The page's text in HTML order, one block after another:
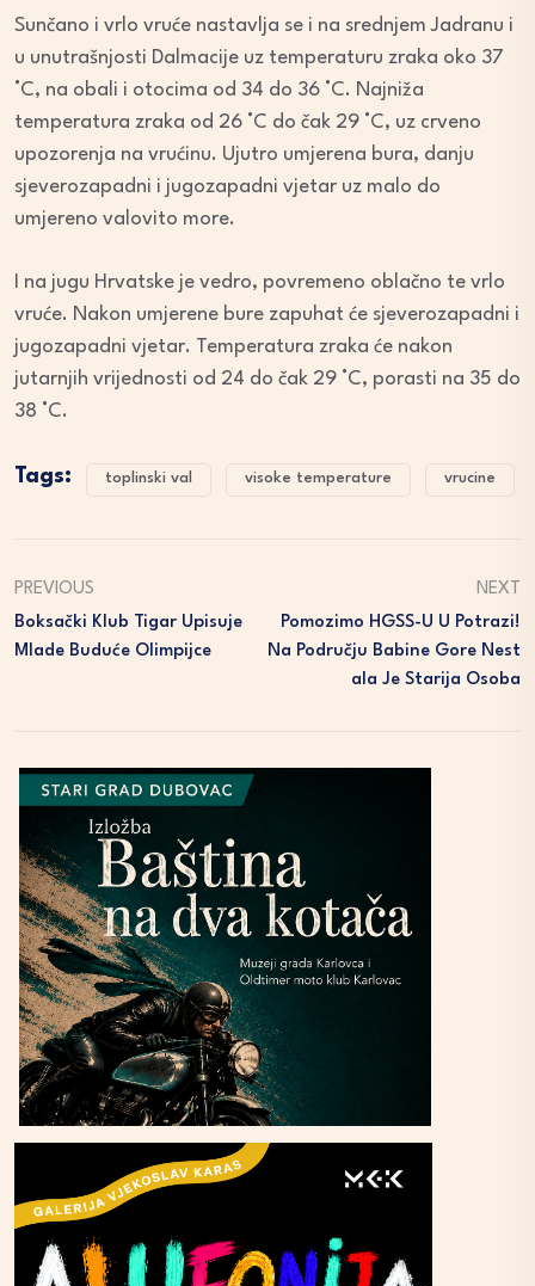
Sunčano i vrlo vruće nastavlja se i na srednjem Jadranu i
u unutrašnjosti Dalmacije uz temperaturu zraka oko 37
°C, na obali i otocima od 34 do 36 °C. Najniža
temperatura zraka od 26 °C do čak 29 °C, uz crveno
upozorenja na vrućinu. Ujutro umjerena bura, danju
sjeverozapadni i jugozapadni vjetar uz malo do
umjereno valovito more.
I na jugu Hrvatske je vedro, povremeno oblačno te vrlo
vruće. Nakon umjerene bure zapuhat će sjeverozapadni i
jugozapadni vjetar. Temperatura zraka će nakon
jutarnjih vrijednosti od 24 do čak 29 °C, porasti na 35 do
38 °C.
Tags: toplinski val visoke temperature vrucine
PREVIOUS
Boksački Klub Tigar Upisuje
Mlade Buduće Olimpijce
NEXT
Pomozimo HGSS-U U Potrazi!
Na Području Babine Gore Nest
Ala Je Starija Osoba